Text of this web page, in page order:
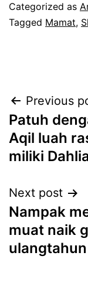
Categorized as
Tagged Mamat,
Post
Previous
Patuh
Aqil luah
miliki
Next post
Nampak
muat naik